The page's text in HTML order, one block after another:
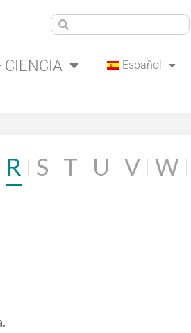
CIENCIA Español
R S T U V W